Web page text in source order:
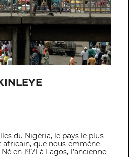
du Nigéria, le pays le plus
que nous emmène
en 1971 à Lagos, l’ancienne